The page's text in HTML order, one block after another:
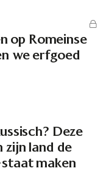
op Romeinse
we erfgoed
Deze
zijn land de
maken